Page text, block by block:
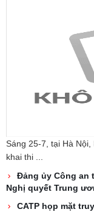
Sáng 25-7, tại Hà
khai thi ...
Đảng ủy Công an
Nghị quyết Trung
CATP họp mặt